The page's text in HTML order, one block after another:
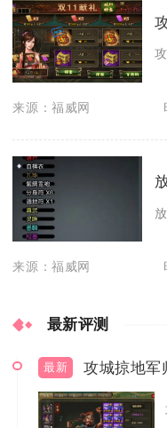
来源：福威网
来源：福威网
最新评测
最新 攻城掠地军